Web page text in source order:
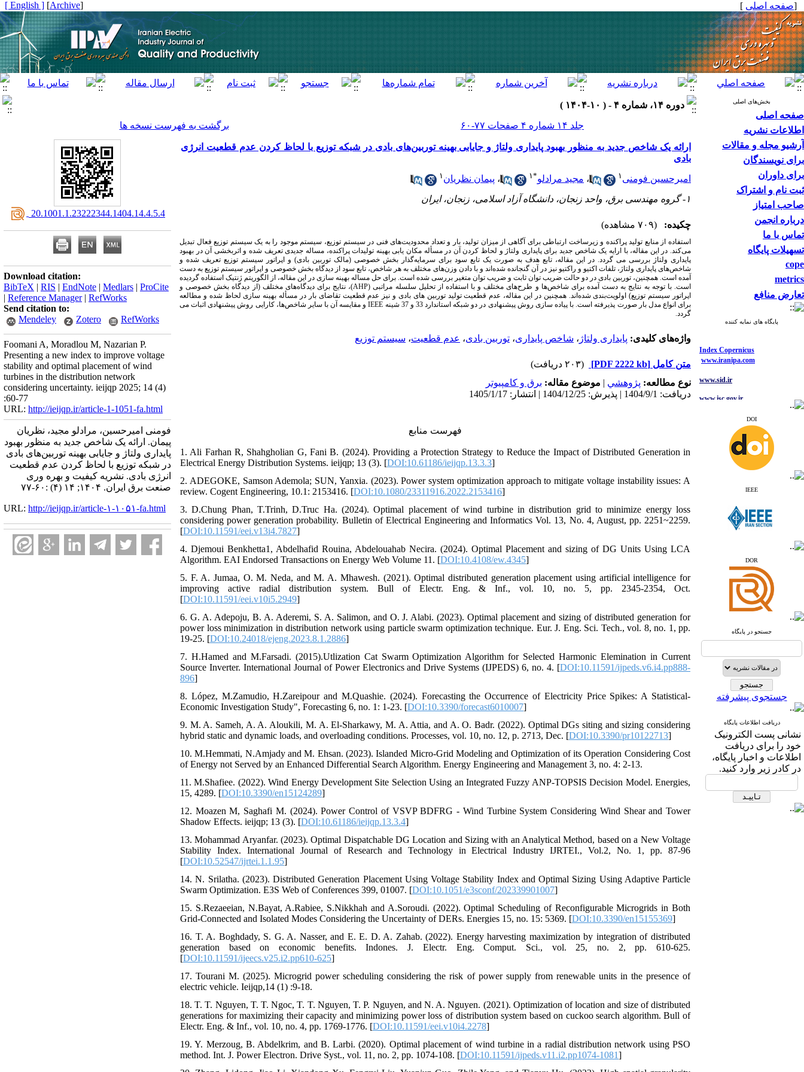
[صفحه اصلی ]
[
Archive
]
[ English ]
بخش‌های اصلی
صفحه اصلی
اطلاعات نشریه
آرشیو مجله و مقالات
برای نویسندگان
برای داوران
ثبت نام و اشتراک
صاحب امتیاز
درباره انجمن
تماس با ما
تسهیلات پایگاه
cope
metrics
تعارض منافع
پایگاه های نمایه کننده
www.iranipa.com
www.magiran.com
www.search.ricest.ac.ir
www.nqpc.ir
ResearchGate
Index Copernicus
www.isc.gov.ir
www.journals.msrt.ir
www.magiran.com
www.search.ricest.ac.ir
www.nqpc.ir
google scholar
DOI
IEEE
DOR
جستجو در پایگاه
جستجوی پیشرفته
دریافت اطلاعات پایگاه
نشانی پست الکترونیک
خود را برای دریافت
اطلاعات و اخبار پایگاه،
در کادر زیر وارد کنید.
دوره ۱۴، شماره ۴ - ( ۱۰-۱۴۰۴ )
جلد ۱۴ شماره ۴ صفحات ۷۷-۶۰
برگشت به فهرست نسخه ها
ارائه یک شاخص جدید به منظور بهبود پایداری ولتاژ و جایابی بهینه توربین‌های بادی در شبکه توزیع با لحاظ کردن عدم قطعیت انرژی
بادی
امیرحسین فومنی ۱ ، مجید مرادلو*۱ ، پیمان نظریان ۱
۱- گروه مهندسی برق، واحد زنجان، دانشگاه آزاد اسلامی، زنجان، ایران
چکیده: (۷۰۹ مشاهده)
استفاده از منابع تولید پراکنده و زیرساخت ارتباطی برای آگاهی از میزان تولید، بار و تعداد محدودیت‌های فنی در سیستم توزیع، سیستم موجود را به یک سیستم توزیع فعال تبدیل
می‌کند. در این مقاله، با ارایه یک شاخص جدید برای پایداری ولتاژ و لحاظ کردن آن در مسأله مکان یابی بهینه تولیدات پراکنده، مساله جدیدی تعریف شده و اثربخشی آن در بهبود
پایداری ولتاژ بررسی می گردد. در این مقاله، تابع هدف به صورت یک تابع سود برای سرمایه‌گذار بخش خصوصی (مالک توربین بادی) و اپراتور سیستم توزیع تعریف شده و
شاخص‌های پایداری ولتاژ، تلفات اکتیو و راکتیو نیز در آن گنجانده شده‌اند و با دادن وزن‌های مختلف به هر شاخص، تابع سود از دیدگاه بخش خصوصی و اپراتور سیستم توزیع به دست
آمده است. همچنین، توربین بادی در دو حالت ضریب توان ثابت و ضریب توان متغیر بررسی شده است. برای حل مساله بهینه سازی در این مقاله، از الگوریتم ژنتیک استفاده گردیده
است. با توجه به نتایج به دست آمده برای شاخص‌ها و طرح‌های مختلف و با استفاده از تحلیل سلسله مراتبی (AHP)، نتایج برای دیدگاه‌های مختلف (از دیدگاه بخش خصوصی و
اپراتور سیستم توزیع) اولویت‌بندی شده‌اند. همچنین در این مقاله، عدم قطعیت تولید توربین های بادی و نیز عدم قطعیت تقاضای بار در مسأله بهینه سازی لحاظ شده و مطالعه
برای انواع مدل بار صورت پذیرفته است. با پیاده سازی روش پیشنهادی در دو شبکه استاندارد 33 و 37 شینه IEEE و مقایسه آن با سایر شاخص‌ها، کارایی روش پیشنهادی اثبات می
گردد.
واژه‌های کلیدی: پایداری ولتاژ ، شاخص پایداری، توربین بادی، عدم قطعیت، سیستم توزیع
متن کامل [PDF 2222 kb]
(۲۰۳ دریافت)
نوع مطالعه: پژوهشي | موضوع مقاله: برق و کامپیوتر
دریافت: 1404/9/1 | پذیرش: 1404/12/25 | انتشار: 1405/1/17
فهرست منابع
1. Ali Farhan R, Shahgholian G, Fani B. (2024). Providing a Protection Strategy to Reduce the Impact of Distributed Generation in
Electrical Energy Distribution Systems. ieijqp; 13 (3).‏ [DOI:10.61186/ieijqp.13.3.3]
2. ADEGOKE, Samson Ademola; SUN, Yanxia. (2023). Power system optimization approach to mitigate voltage instability issues: A
review. Cogent Engineering, 10.1: 2153416.‏ [DOI:10.1080/23311916.2022.2153416]
3. D.Chung Phan, T.Trinh, D.Truc Ha. (2024). Optimal placement of wind turbine in distribution grid to minimize energy loss
considering power generation probability. Bulletin of Electrical Engineering and Informatics Vol. 13, No. 4, August, pp. 2251~2259.
[DOI:10.11591/eei.v13i4.7827]
4. Djemoui Benkhetta1, Abdelhafid Rouina, Abdelouahab Necira. (2024). Optimal Placement and sizing of DG Units Using LCA
Algorithm. EAI Endorsed Transactions on Energy Web Volume 11. [DOI:10.4108/ew.4345]
5. F. A. Jumaa, O. M. Neda, and M. A. Mhawesh. (2021). Optimal distributed generation placement using artificial intelligence for
improving active radial distribution system. Bull of Electr. Eng. & Inf., vol. 10, no. 5, pp. 2345-2354, Oct.
[DOI:10.11591/eei.v10i5.2949]
6. G. A. Adepoju, B. A. Aderemi, S. A. Salimon, and O. J. Alabi. (2023). Optimal placement and sizing of distributed generation for
power loss minimization in distribution network using particle swarm optimization technique. Eur. J. Eng. Sci. Tech., vol. 8, no. 1, pp.
19-25. [DOI:10.24018/ejeng.2023.8.1.2886]
7. H.Hamed and M.Farsadi. (2015).Utlization Cat Swarm Optimization Algorithm for Selected Harmonic Elemination in Current
Source Inverter. International Journal of Power Electronics and Drive Systems (IJPEDS) 6, no. 4. [DOI:10.11591/ijpeds.v6.i4.pp888-
896]
8. López, M.Zamudio, H.Zareipour and M.Quashie. (2024). Forecasting the Occurrence of Electricity Price Spikes: A Statistical-
Economic Investigation Study", Forecasting 6, no. 1: 1-23. [DOI:10.3390/forecast6010007]
9. M. A. Sameh, A. A. Aloukili, M. A. El-Sharkawy, M. A. Attia, and A. O. Badr. (2022). Optimal DGs siting and sizing considering
hybrid static and dynamic loads, and overloading conditions. Processes, vol. 10, no. 12, p. 2713, Dec. [DOI:10.3390/pr10122713]
10. M.Hemmati, N.Amjady and M. Ehsan. (2023). Islanded Micro-Grid Modeling and Optimization of its Operation Considering Cost
of Energy not Served by an Enhanced Differential Search Algorithm. Energy Engineering and Management 3, no. 4: 2-13.
11. M.Shafiee. (2022). Wind Energy Development Site Selection Using an Integrated Fuzzy ANP-TOPSIS Decision Model. Energies,
15, 4289. [DOI:10.3390/en15124289]
12. Moazen M, Saghafi M. (2024). Power Control of VSVP BDFRG - Wind Turbine System Considering Wind Shear and Tower
Shadow Effects. ieijqp; 13 (3). [DOI:10.61186/ieijqp.13.3.4]
13. Mohammad Aryanfar. (2023). Optimal Dispatchable DG Location and Sizing with an Analytical Method, based on a New Voltage
Stability Index. International Journal of Research and Technology in Electrical Industry IJRTEI., Vol.2, No. 1, pp. 87-96
[DOI:10.52547/ijrtei.1.1.95]
14. N. Srilatha. (2023). Distributed Generation Placement Using Voltage Stability Index and Optimal Sizing Using Adaptive Particle
Swarm Optimization. E3S Web of Conferences 399, 01007. [DOI:10.1051/e3sconf/202339901007]
15. S.Rezaeeian, N.Bayat, A.Rabiee, S.Nikkhah and A.Soroudi. (2022). Optimal Scheduling of Reconfigurable Microgrids in Both
Grid-Connected and Isolated Modes Considering the Uncertainty of DERs. Energies 15, no. 15: 5369. [DOI:10.3390/en15155369]
16. T. A. Boghdady, S. G. A. Nasser, and E. E. D. A. Zahab. (2022). Energy harvesting maximization by integration of distributed
generation based on economic benefits. Indones. J. Electr. Eng. Comput. Sci., vol. 25, no. 2, pp. 610-625.
[DOI:10.11591/ijeecs.v25.i2.pp610-625]
17. Tourani M. (2025). Microgrid power scheduling considering the risk of power supply from renewable units in the presence of
electric vehicle. Ieijqp,14 (1) :9-18.
18. T. T. Nguyen, T. T. Ngoc, T. T. Nguyen, T. P. Nguyen, and N. A. Nguyen. (2021). Optimization of location and size of distributed
generations for maximizing their capacity and minimizing power loss of distribution system based on cuckoo search algorithm. Bull of
Electr. Eng. & Inf., vol. 10, no. 4, pp. 1769-1776. [DOI:10.11591/eei.v10i4.2278]
19. Y. Merzoug, B. Abdelkrim, and B. Larbi. (2020). Optimal placement of wind turbine in a radial distribution network using PSO
method. Int. J. Power Electron. Drive Syst., vol. 11, no. 2, pp. 1074-108. [DOI:10.11591/ijpeds.v11.i2.pp1074-1081]
‎ 20.1001.1.23222344.1404.14.4.5.4
Download citation:
BibTeX | RIS | EndNote | Medlars | ProCite
| Reference Manager| RefWorks
Send citation to:
Mendeley
Zotero RefWorks
Foomani A, Moradlou M, Nazarian P.
Presenting a new index to improve voltage
stability and optimal placement of wind
turbines in the distribution network
considering uncertainty. ieijqp 2025; 14 (4)
:60-77
URL: http://ieijqp.ir/article-1-1051-fa.html
فومنی امیرحسین، مرادلو مجید، نظریان
پیمان. ارائه یک شاخص جدید به منظور بهبود
پایداری ولتاژ و جایابی بهینه توربین‌های بادی
در شبکه توزیع با لحاظ کردن عدم قطعیت
انرژی بادی. نشریه کیفیت و بهره وری
صنعت برق ایران. ۱۴۰۴; ۱۴ (۴) :۶۰-۷۷
URL: http://ieijqp.ir/article-۱-۱۰۵۱-fa.html